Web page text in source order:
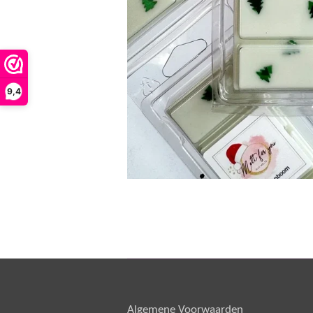
9,4
Algemene Voorwaarden